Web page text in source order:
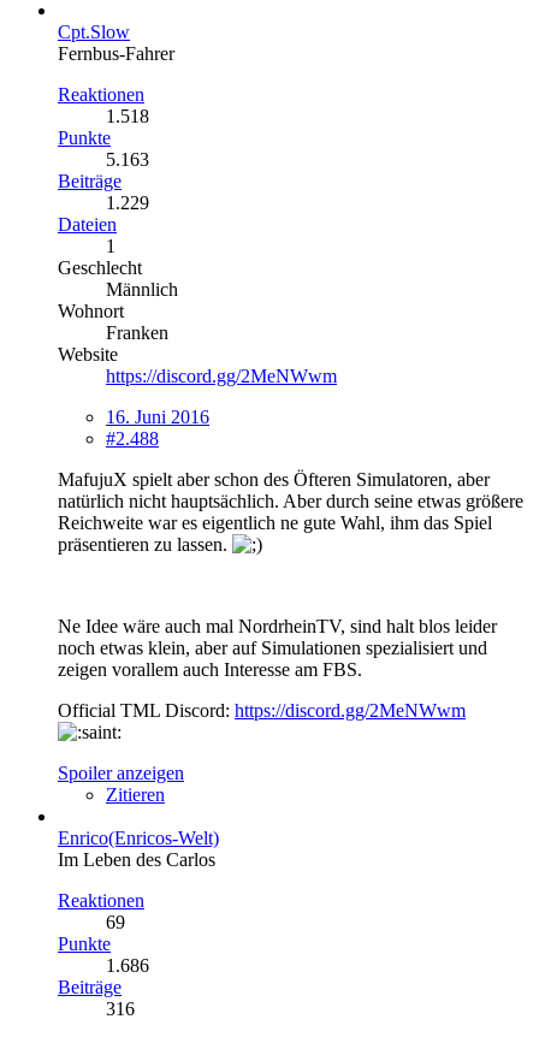
Cpt.Slow
Fernbus-Fahrer
Reaktionen
1.518
Punkte
5.163
Beiträge
1.229
Dateien
1
Geschlecht
Männlich
Wohnort
Franken
Website
https://discord.gg/2MeNWwm
16. Juni 2016
#2.488
MafujuX spielt aber schon des Öfteren Simulatoren, aber
natürlich nicht hauptsächlich. Aber durch seine etwas größere
Reichweite war es eigentlich ne gute Wahl, ihm das Spiel
präsentieren zu lassen.
Ne Idee wäre auch mal NordrheinTV, sind halt blos leider
noch etwas klein, aber auf Simulationen spezialisiert und
zeigen vorallem auch Interesse am FBS.
Official TML Discord: https://discord.gg/2MeNWwm
Spoiler anzeigen
Zitieren
Enrico(Enricos-Welt)
Im Leben des Carlos
Reaktionen
69
Punkte
1.686
Beiträge
316